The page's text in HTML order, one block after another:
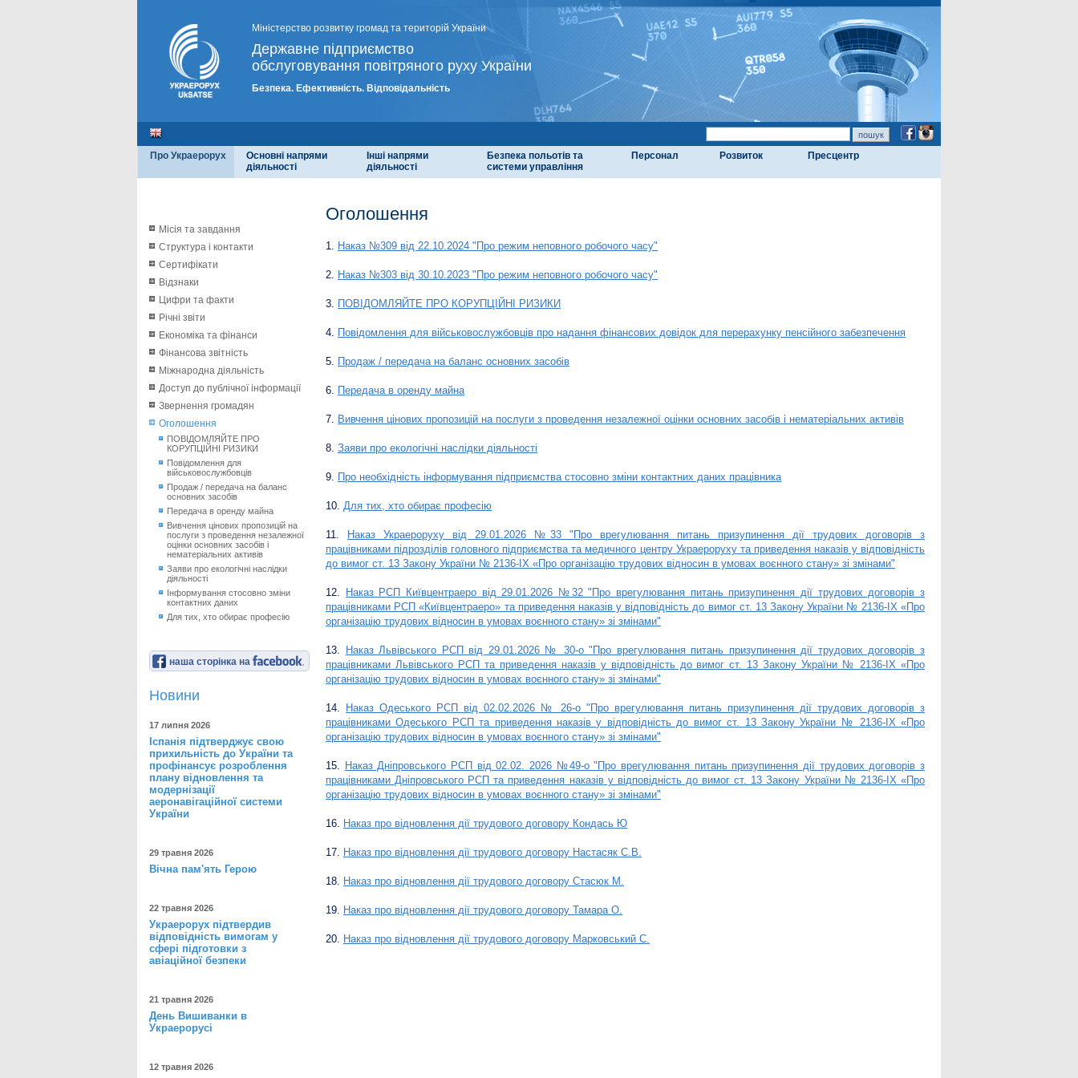
Міністерство розвитку громад та територій України
Державне підприємство
обслуговування повітряного руху України
Безпека. Ефективність. Відповідальність
Про Украерорух
Основні напрями
діяльності
Інші напрями
діяльності
Безпека польотів та
системи управління
Персонал Розвиток Пресцентр
Місія та завдання
Структура і контакти
Сертифікати
Відзнаки
Цифри та факти
Річні звіти
Економіка та фінанси
Фінансова звітність
Міжнародна діяльність
Доступ до публічної інформації
Звернення громадян
Оголошення
ПОВІДОМЛЯЙТЕ ПРО
КОРУПЦІЙНІ РИЗИКИ
Повідомлення для
військовослужбовців
Продаж / передача на баланс
основних засобів
Передача в оренду майна
Вивчення цінових пропозицій на
послуги з проведення незалежної
оцінки основних засобів і
нематеріальних активів
Заяви про екологічні наслідки
діяльності
Інформування стосовно зміни
контактних даних
Для тих, хто обирає професію
наша сторінка на
Новини
17 липня 2026
Іспанія підтверджує свою
прихильність до України та
профінансує розроблення
плану відновлення та
модернізації
аеронавігаційної системи
України
29 травня 2026
Вічна пам'ять Герою
22 травня 2026
Украерорух підтвердив
відповідність вимогам у
сфері підготовки з
авіаційної безпеки
21 травня 2026
День Вишиванки в
Украерорусі
12 травня 2026
Оголошення
1. Наказ №309 від 22.10.2024 "Про режим неповного робочого часу"
2. Наказ №303 від 30.10.2023 "Про режим неповного робочого часу"
3. ПОВІДОМЛЯЙТЕ ПРО КОРУПЦІЙНІ РИЗИКИ
4. Повідомлення для військовослужбовців про надання фінансових довідок для перерахунку пенсійного забезпечення
5. Продаж / передача на баланс основних засобів
6. Передача в оренду майна
7. Вивчення цінових пропозицій на послуги з проведення незалежної оцінки основних засобів і нематеріальних активів
8. Заяви про екологічні наслідки діяльності
9. Про необхідність інформування підприємства стосовно зміни контактних даних працівника
10. Для тих, хто обирає професію
11.
Наказ Украероруху від 29.01.2026 №33 "Про врегулювання питань призупинення дії трудових договорів з
працівниками підрозділів головного підприємства та медичного центру Украероруху та приведення наказів у відповідність
до вимог ст. 13 Закону України № 2136-IX «Про організацію трудових відносин в умовах воєнного стану» зі змінами"
12.
Наказ РСП Київцентраеро від 29.01.2026 №32 "Про врегулювання питань призупинення дії трудових договорів з
працівниками РСП «Київцентраеро» та приведення наказів у відповідність до вимог ст. 13 Закону України № 2136-IX «Про
організацію трудових відносин в умовах воєнного стану» зі змінами"
13.
Наказ Львівського РСП від 29.01.2026 № 30-о "Про врегулювання питань призупинення дії трудових договорів з
працівниками Львівського РСП та приведення наказів у відповідність до вимог ст. 13 Закону України № 2136-IX «Про
організацію трудових відносин в умовах воєнного стану» зі змінами"
14.
Наказ Одеського РСП від 02.02.2026 № 26-о "Про врегулювання питань призупинення дії трудових договорів з
працівниками Одеського РСП та приведення наказів у відповідність до вимог ст. 13 Закону України № 2136-IX «Про
організацію трудових відносин в умовах воєнного стану» зі змінами"
15. Наказ Дніпровського РСП від 02.02. 2026 №49-о "Про врегулювання питань призупинення дії трудових договорів з
працівниками Дніпровського РСП та приведення наказів у відповідність до вимог ст. 13 Закону України № 2136-IX «Про
організацію трудових відносин в умовах воєнного стану» зі змінами"
16. Наказ про відновлення дії трудового договору Кондась Ю
17. Наказ про відновлення дії трудового договору Настасяк С.В.
18. Наказ про відновлення дії трудового договору Стасюк М.
19. Наказ про відновлення дії трудового договору Тамара О.
20. Наказ про відновлення дії трудового договору Марковський С.